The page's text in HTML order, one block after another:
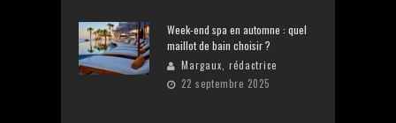
Week-end spa en automne : quel
maillot de bain choisir ?
Margaux, rédactrice
22 septembre 2025